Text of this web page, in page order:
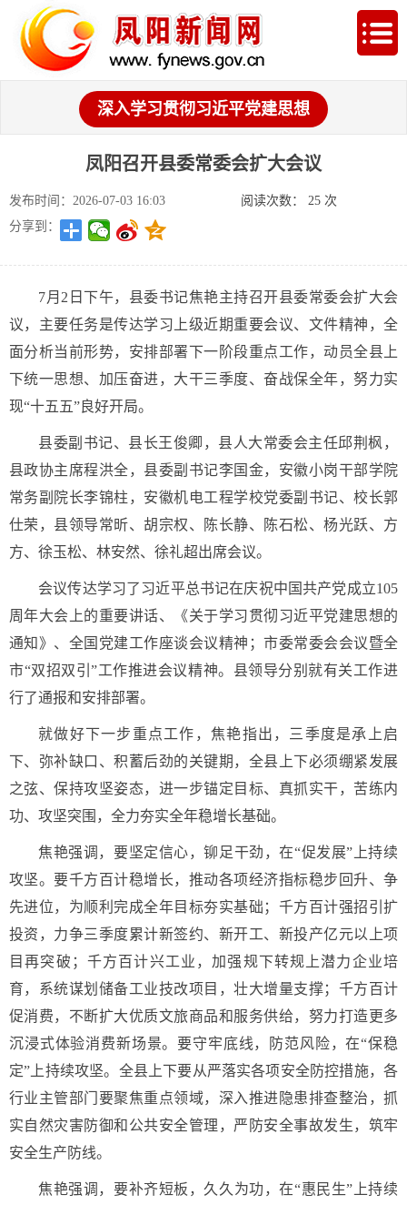
深入学习贯彻习近平党建思想
凤阳召开县委常委会扩大会议
发布时间：2026-07-03 16:03 阅读次数： 25次
分享到：
7月2日下午，县委书记焦艳主持召开县委常委会扩大会
议，主要任务是传达学习上级近期重要会议、文件精神，全
面分析当前形势，安排部署下一阶段重点工作，动员全县上
下统一思想、加压奋进，大干三季度、奋战保全年，努力实
现“十五五”良好开局。
县委副书记、县长王俊卿，县人大常委会主任邱荆枫，
县政协主席程洪全，县委副书记李国金，安徽小岗干部学院
常务副院长李锦柱，安徽机电工程学校党委副书记、校长郭
仕荣，县领导常昕、胡宗权、陈长静、陈石松、杨光跃、方
方、徐玉松、林安然、徐礼超出席会议。
会议传达学习了习近平总书记在庆祝中国共产党成立105
周年大会上的重要讲话、《关于学习贯彻习近平党建思想的
通知》、全国党建工作座谈会议精神；市委常委会会议暨全
市“双招双引”工作推进会议精神。县领导分别就有关工作进
行了通报和安排部署。
就做好下一步重点工作，焦艳指出，三季度是承上启
下、弥补缺口、积蓄后劲的关键期，全县上下必须绷紧发展
之弦、保持攻坚姿态，进一步锚定目标、真抓实干，苦练内
功、攻坚突围，全力夯实全年稳增长基础。
焦艳强调，要坚定信心，铆足干劲，在“促发展”上持续
攻坚。要千方百计稳增长，推动各项经济指标稳步回升、争
先进位，为顺利完成全年目标夯实基础；千方百计强招引扩
投资，力争三季度累计新签约、新开工、新投产亿元以上项
目再突破；千方百计兴工业，加强规下转规上潜力企业培
育，系统谋划储备工业技改项目，壮大增量支撑；千方百计
促消费，不断扩大优质文旅商品和服务供给，努力打造更多
沉浸式体验消费新场景。要守牢底线，防范风险，在“保稳
定”上持续攻坚。全县上下要从严落实各项安全防控措施，各
行业主管部门要聚焦重点领域，深入推进隐患排查整治，抓
实自然灾害防御和公共安全管理，严防安全事故发生，筑牢
安全生产防线。
焦艳强调，要补齐短板，久久为功，在“惠民生”上持续